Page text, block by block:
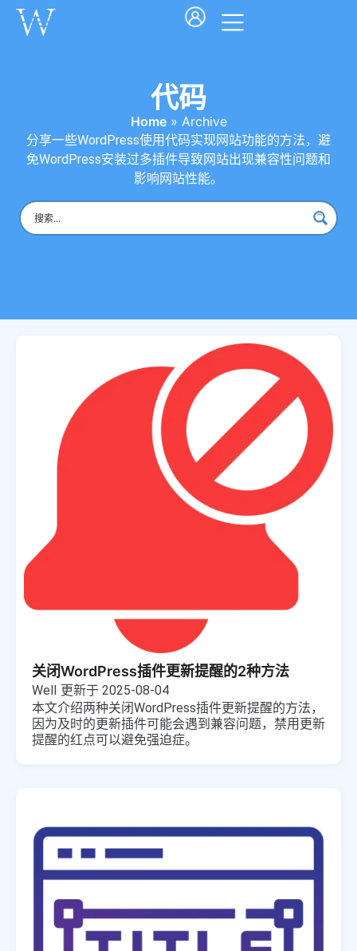
代码
Home» Archive
分享一些WordPress使用代码实现网站功能的方法，避
免WordPress安装过多插件导致网站出现兼容性问题和
影响网站性能。
关闭WordPress插件更新提醒的2种方法
Well 更新于 2025-08-04
本文介绍两种关闭WordPress插件更新提醒的方法，
因为及时的更新插件可能会遇到兼容问题，禁用更新
提醒的红点可以避免强迫症。